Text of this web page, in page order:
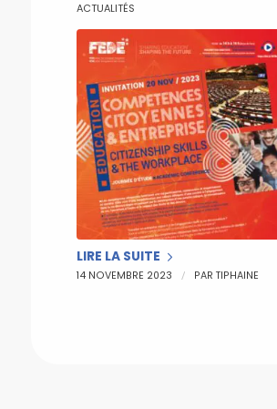
ACTUALITÉS
LIRE LA SUITE
14 NOVEMBRE 2023 / PAR TIPHAINE